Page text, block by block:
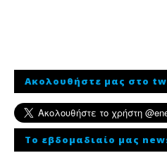
Ακολουθήστε μας στο
To εβδομαδιαίο μας